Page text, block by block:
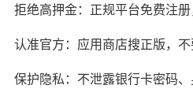
拒绝高押金：正规平台免费注册
认准官方：应用商店搜正版，不
保护隐私：不泄露银行卡密码